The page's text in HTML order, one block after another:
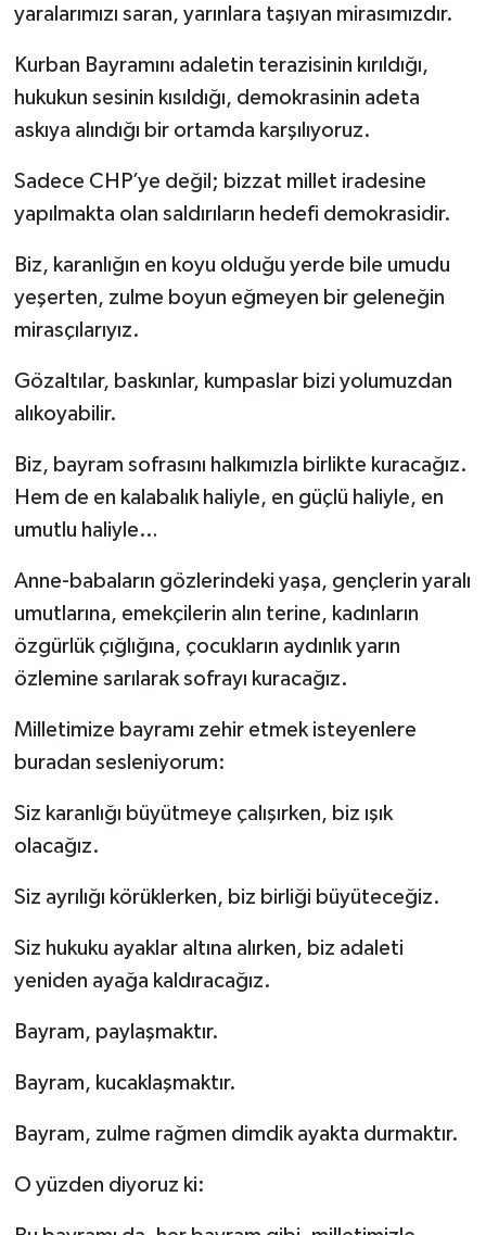
yaralarımızı saran, yarınlara taşıyan mirasımızdır.
Kurban Bayramını adaletin terazisinin kırıldığı,
hukukun sesinin kısıldığı, demokrasinin adeta
askıya alındığı bir ortamda karşılıyoruz.
Sadece CHP’ye değil; bizzat millet iradesine
yapılmakta olan saldırıların hedefi demokrasidir.
Biz, karanlığın en koyu olduğu yerde bile umudu
yeşerten, zulme boyun eğmeyen bir geleneğin
mirasçılarıyız.
Gözaltılar, baskınlar, kumpaslar bizi yolumuzdan
alıkoyabilir.
Biz, bayram sofrasını halkımızla birlikte kuracağız.
Hem de en kalabalık haliyle, en güçlü haliyle, en
umutlu haliyle…
Anne-babaların gözlerindeki yaşa, gençlerin yaralı
umutlarına, emekçilerin alın terine, kadınların
özgürlük çığlığına, çocukların aydınlık yarın
özlemine sarılarak sofrayı kuracağız.
Milletimize bayramı zehir etmek isteyenlere
buradan sesleniyorum:
Siz karanlığı büyütmeye çalışırken, biz ışık
olacağız.
Siz ayrılığı körüklerken, biz birliği büyüteceğiz.
Siz hukuku ayaklar altına alırken, biz adaleti
yeniden ayağa kaldıracağız.
Bayram, paylaşmaktır.
Bayram, kucaklaşmaktır.
Bayram, zulme rağmen dimdik ayakta durmaktır.
O yüzden diyoruz ki: